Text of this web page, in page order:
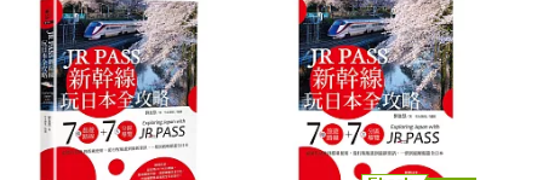
電子書(1)
作者 (可複選)